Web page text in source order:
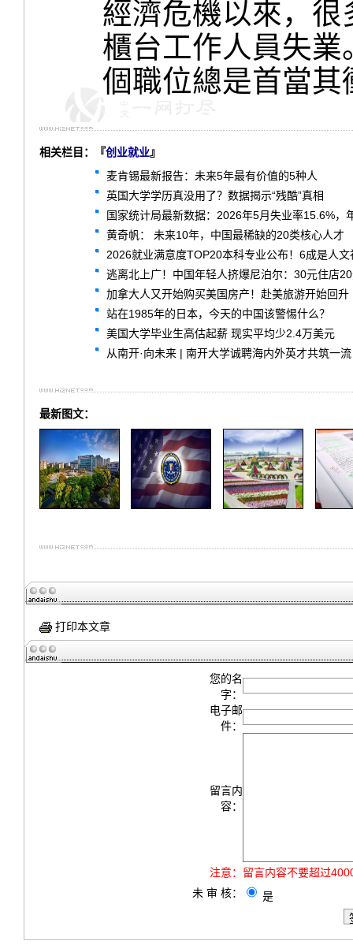
經濟危機以來，
櫃台工作人員失
個職位總是首當其
相关栏目：『创业就业』
麦肯锡最新报告：未来5年最有价值的5种人
英国大学学历真没用了？数据揭示“残酷”真相
国家统计局最新数据：2026年5月失业率15.6%，
黄奇帆： 未来10年，中国最稀缺的20类核心人才
2026就业满意度TOP20本科专业公布！6成是人文
逃离北上广！中国年轻人挤爆尼泊尔：30元住店
加拿大人又开始购买美国房产！赴美旅游开始回升
站在1985年的日本，今天的中国该警惕什么？
美国大学毕业生高估起薪 现实平均少2.4万美元
从南开·向未来 | 南开大学诚聘海内外英才共筑一流
最新图文：
打印本文章
您的名
字：
电子邮
件：
留言内
容：
注意： 留言内容不要超过
未 审 核：
是